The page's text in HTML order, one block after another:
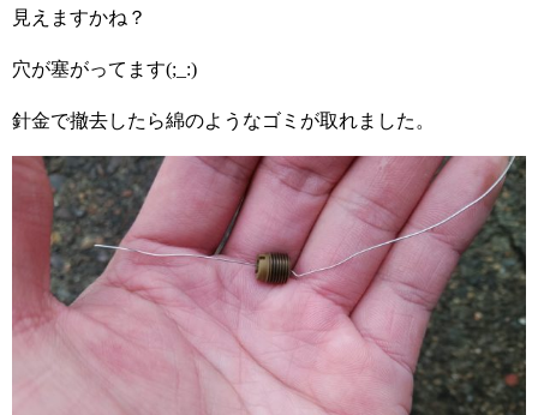
見えますかね？
穴が塞がってます(;_:)
針金で撤去したら綿のようなゴミが取れました。